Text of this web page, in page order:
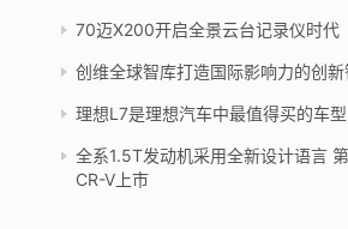
70迈X200开启全景云台记录仪时代
创维全球智库打造国际影响力的创
理想L7是理想汽车中最值得买的车型
全系1.5T发动机采用全新设计语言
CR-V上市